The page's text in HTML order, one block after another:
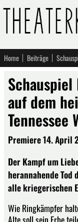
Home Beiträge
auf dem
Tennessee
Premiere 14. April
Der Kampf um
herannahende
alle kriegerischen
Wie Ringkämpfer